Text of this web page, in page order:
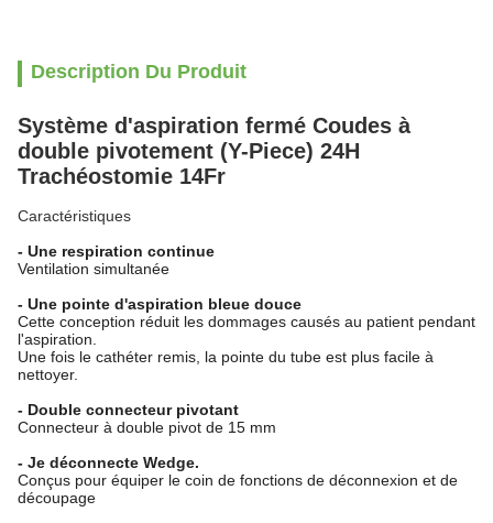
Description Du Produit
Système d'aspiration fermé Coudes à
double pivotement (Y-Piece) 24H
Trachéostomie 14Fr
Caractéristiques
- Une respiration continue
Ventilation simultanée
- Une pointe d'aspiration bleue douce
Cette conception réduit les dommages causés au patient pendant
l'aspiration.
Une fois le cathéter remis, la pointe du tube est plus facile à
nettoyer.
- Double connecteur pivotant
Connecteur à double pivot de 15 mm
- Je déconnecte Wedge.
Conçus pour équiper le coin de fonctions de déconnexion et de
découpage